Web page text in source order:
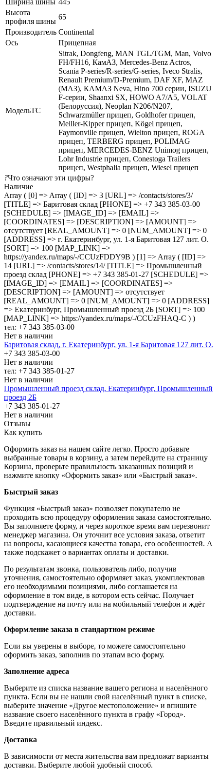
Ширина шины 445
Высота
профиля шины
65
Производитель Continental
Ось
Прицепная
МодельТС
Sitrak, Dongfeng, MAN TGL/TGM, Man, Volvo
FH/FH16, КамАЗ, Mercedes-Benz Actros,
Scania P-series/R-series/G-series, Iveco Stralis,
Renault Premium/D-Premium, DAF XF, MAZ
(МАЗ), КАМАЗ Neva, Hino 700 серии, ISUZU
F-серии, Shaanxi SX, HOWO A7/A5, VOLAT
(Белоруссия), Neoplan N206/N207,
Schwarzmüller прицеп, Goldhofer прицеп,
Meiller-Kipper прицеп, Kögel прицеп,
Faymonville прицеп, Wielton прицеп, ROGA
прицеп, TERBERG прицеп, POLIMAG
прицеп, MERCEDES-BENZ Unimog прицеп,
Lohr Industrie прицеп, Conestoga Trailers
прицеп, Westphalia прицеп, Wiesel прицеп
?Что означают эти цифры?
Наличие
Array ( [0] => Array ( [ID] => 3 [URL] => /contacts/stores/3/
[TITLE] => Баритовая склад [PHONE] => +7 343 385-03-00
[SCHEDULE] => [IMAGE_ID] => [EMAIL] =>
[COORDINATES] => [DESCRIPTION] => [AMOUNT] =>
отсутствует [REAL_AMOUNT] => 0 [NUM_AMOUNT] => 0
[ADDRESS] => г. Екатеринбург, ул. 1-я Баритовая 127 лит. О.
[SORT] => 100 [MAP_LINK] =>
https://yandex.ru/maps/-/CCUzFDDY9B ) [1] => Array ( [ID] =>
14 [URL] => /contacts/stores/14/ [TITLE] => Промышленный
проезд cклад [PHONE] => +7 343 385-01-27 [SCHEDULE] =>
[IMAGE_ID] => [EMAIL] => [COORDINATES] =>
[DESCRIPTION] => [AMOUNT] => отсутствует
[REAL_AMOUNT] => 0 [NUM_AMOUNT] => 0 [ADDRESS]
=> Екатеринбург, Промышленный проезд 2Б [SORT] => 100
[MAP_LINK] => https://yandex.ru/maps/-/CCUzFHAQ-C ) )
тел: +7 343 385-03-00
Нет в наличии
Баритовая склад, г. Екатеринбург, ул. 1-я Баритовая 127 лит. О.
+7 343 385-03-00
Нет в наличии
тел: +7 343 385-01-27
Нет в наличии
Промышленный проезд cклад, Екатеринбург, Промышленный
проезд 2Б
+7 343 385-01-27
Нет в наличии
Отзывы
Как купить
Оформить заказ на нашем сайте легко. Просто добавьте
выбранные товары в корзину, а затем перейдите на страницу
Корзина, проверьте правильность заказанных позиций и
нажмите кнопку «Оформить заказ» или «Быстрый заказ».
Быстрый заказ
Функция «Быстрый заказ» позволяет покупателю не
проходить всю процедуру оформления заказа самостоятельно.
Вы заполняете форму, и через короткое время вам перезвонит
менеджер магазина. Он уточнит все условия заказа, ответит
на вопросы, касающиеся качества товара, его особенностей. А
также подскажет о вариантах оплаты и доставки.
По результатам звонка, пользователь либо, получив
уточнения, самостоятельно оформляет заказ, укомплектовав
его необходимыми позициями, либо соглашается на
оформление в том виде, в котором есть сейчас. Получает
подтверждение на почту или на мобильный телефон и ждёт
доставки.
Оформление заказа в стандартном режиме
Если вы уверены в выборе, то можете самостоятельно
оформить заказ, заполнив по этапам всю форму.
Заполнение адреса
Выберите из списка название вашего региона и населённого
пункта. Если вы не нашли свой населённый пункт в списке,
выберите значение «Другое местоположение» и впишите
название своего населённого пункта в графу «Город».
Введите правильный индекс.
Доставка
В зависимости от места жительства вам предложат варианты
доставки. Выберите любой удобный способ.